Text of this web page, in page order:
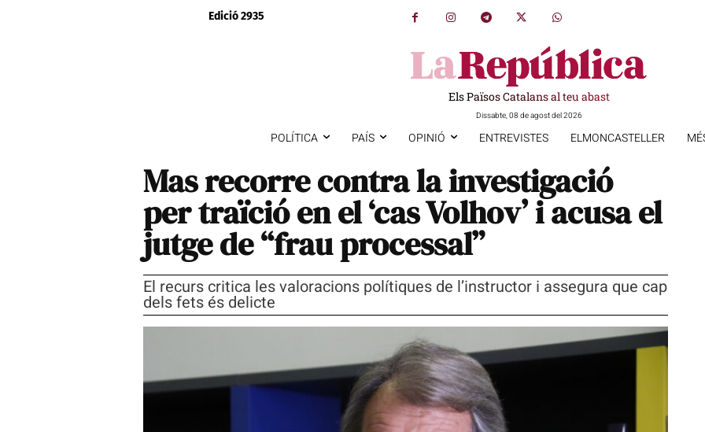
Edició 2935
Els Països Catalans al teu abast
Dissabte, 08 de agost del 2026
POLÍTICA PAÍS OPINIÓ ENTREVISTES ELMONCASTELLER
Mas recorre contra la investigació
per traïció en el ‘cas Volhov’ i acusa el
jutge de “frau processal”
El recurs critica les valoracions polítiques de l’instructor i assegura que cap
dels fets és delicte